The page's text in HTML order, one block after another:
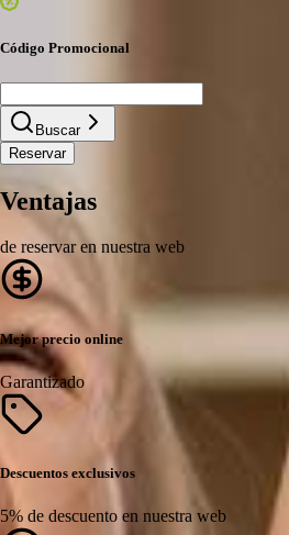
Código Promocional
Buscar
Reservar
Ventajas
de reservar en nuestra web
Mejor precio online
Garantizado
Descuentos exclusivos
5% de descuento en nuestra web